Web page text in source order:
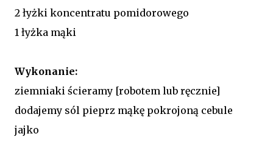
2 łyżki koncentratu pomidorowego
1 łyżka mąki
Wykonanie:
ziemniaki ścieramy [robotem lub ręcznie]
dodajemy sól pieprz mąkę pokrojoną cebule
jajko